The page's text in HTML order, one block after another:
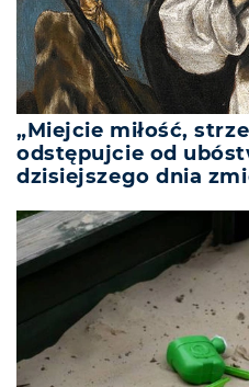
„Miejcie miłość,
odstępujcie od
dzisiejszego dnia